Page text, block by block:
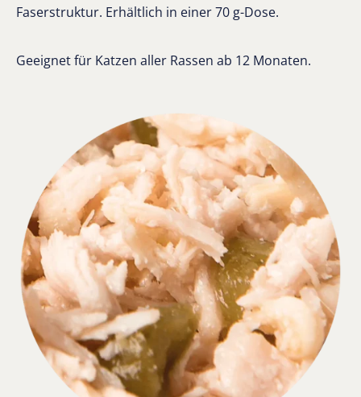
Faserstruktur. Erhältlich in einer 70 g-Dose.
Geeignet für Katzen aller Rassen ab 12 Monaten.